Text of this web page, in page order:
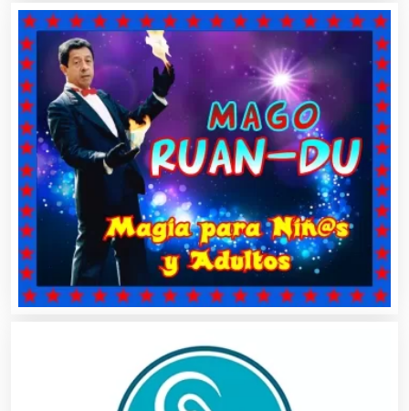
Boutiques
Buceo
Cafeterías
Cajas de Ahorro
Cámaras de Comercio
Camiones para Fletes